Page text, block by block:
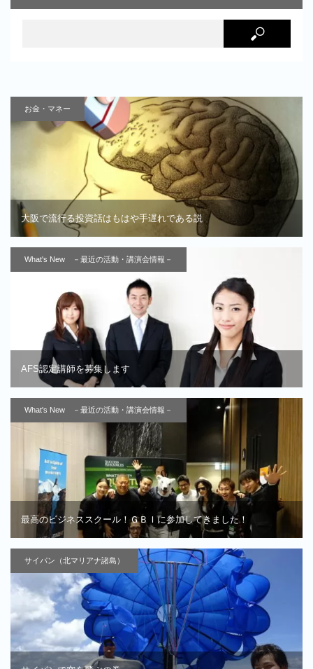
お金・マネー
大阪で流行る投資話はもはや手遅れである説
What's New －最近の活動・講演会情報－
AFS認定講師を募集します
What's New －最近の活動・講演会情報－
最高のビジネススクール！ＧＢＩに参加してきました！
サイパン（北マリアナ諸島）